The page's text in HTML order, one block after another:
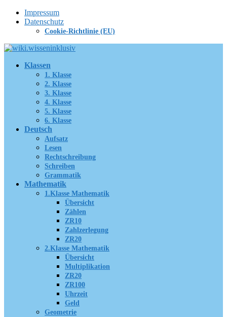
Zum
Inhalt
Impressum
Datenschutz
Cookie-Richtlinie (EU)
Klassen
1. Klasse
2. Klasse
3. Klasse
4. Klasse
5. Klasse
6. Klasse
Deutsch
Aufsatz
Lesen
Rechtschreibung
Schreiben
Grammatik
Mathematik
1.Klasse Mathematik
Übersicht
Zählen
ZR10
Zahlzerlegung
ZR20
2.Klasse Mathematik
Übersicht
Multiplikation
ZR20
ZR100
Uhrzeit
Geld
Geometrie